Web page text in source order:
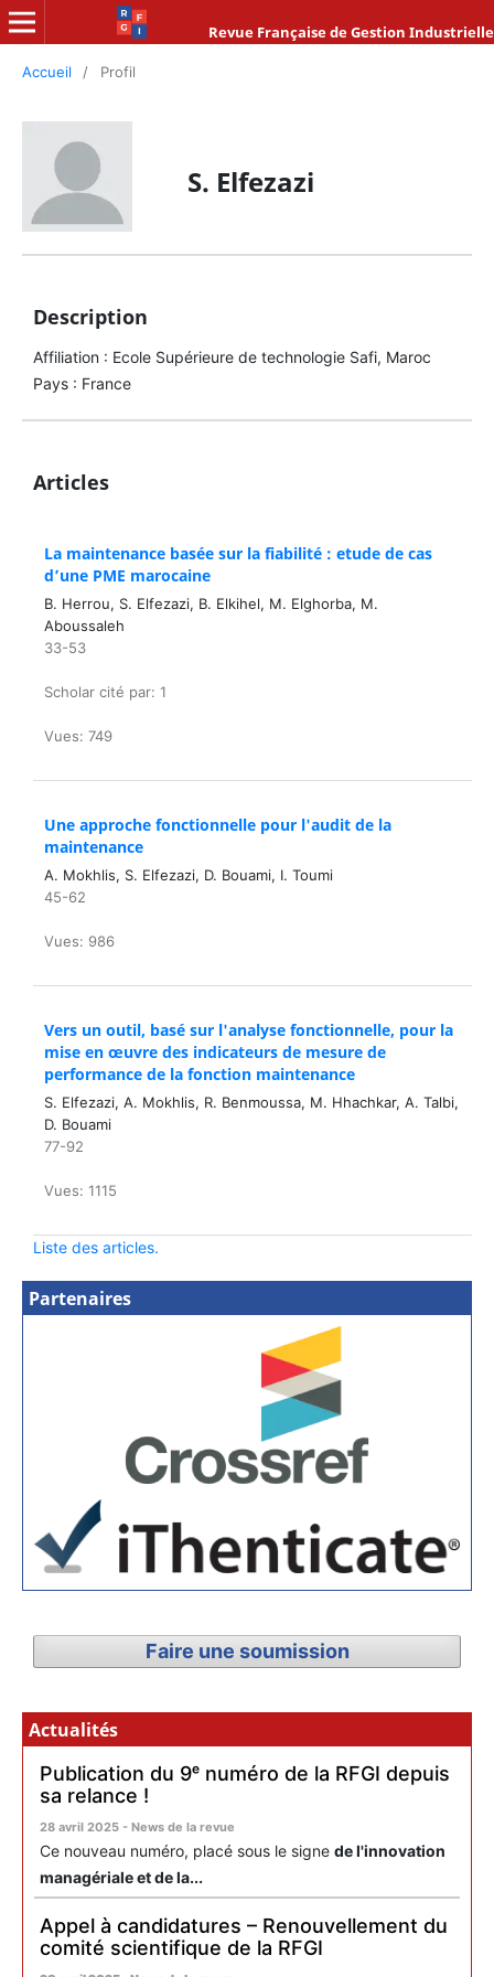
Revue Française de Gestion Industrielle
Accueil / Profil
S. Elfezazi
Description
Affiliation : Ecole Supérieure de technologie Safi, Maroc
Pays : France
Articles
La maintenance basée sur la fiabilité : etude de cas
d’une PME marocaine
B. Herrou, S. Elfezazi, B. Elkihel, M. Elghorba, M.
Aboussaleh
33-53
Scholar cité par: 1
Vues: 749
Une approche fonctionnelle pour l'audit de la
maintenance
A. Mokhlis, S. Elfezazi, D. Bouami, I. Toumi
45-62
Vues: 986
Vers un outil, basé sur l'analyse fonctionnelle, pour la
mise en œuvre des indicateurs de mesure de
performance de la fonction maintenance
S. Elfezazi, A. Mokhlis, R. Benmoussa, M. Hhachkar, A. Talbi,
D. Bouami
77-92
Vues: 1115
Liste des articles.
Partenaires
Faire une soumission
Actualités
Publication du 9ᵉ numéro de la RFGI depuis
sa relance !
28 avril 2025 - News de la revue
Ce nouveau numéro, placé sous le signe de l'innovation
managériale et de la...
Appel à candidatures – Renouvellement du
comité scientifique de la RFGI